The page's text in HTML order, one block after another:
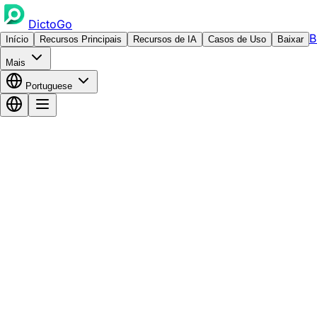
DictoGo
Início Recursos Principais Recursos de IA Casos de Uso Baixar
Mais
Portuguese